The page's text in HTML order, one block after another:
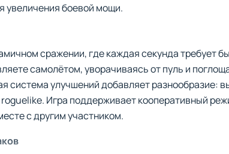
увеличения боевой мощи.
сражении, где каждая секунда требует
самолётом, уворачиваясь от пуль и
система улучшений добавляет разнообразие:
Игра поддерживает кооперативный
с другим участником.